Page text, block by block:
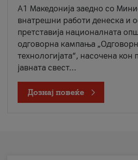
A1 Македонија заедно со
внатрешни работи денеска и
претставија националната
одговорна кампања
технологијата“, насочена кон
јавната свест...
Дознај повеќе